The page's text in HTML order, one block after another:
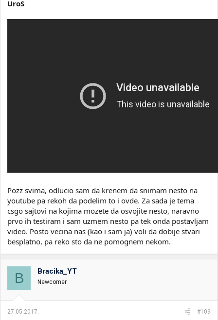
UroS
Pozz svima, odlucio sam da krenem da snimam nesto na
youtube pa rekoh da podelim to i ovde. Za sada je tema
csgo sajtovi na kojima mozete da osvojite nesto, naravno
prvo ih testiram i sam uzmem nesto pa tek onda postavljam
video. Posto vecina nas (kao i sam ja) voli da dobije stvari
besplatno, pa reko sto da ne pomognem nekom.
B Bracika_YT
Newcomer
27.05.2017. #109